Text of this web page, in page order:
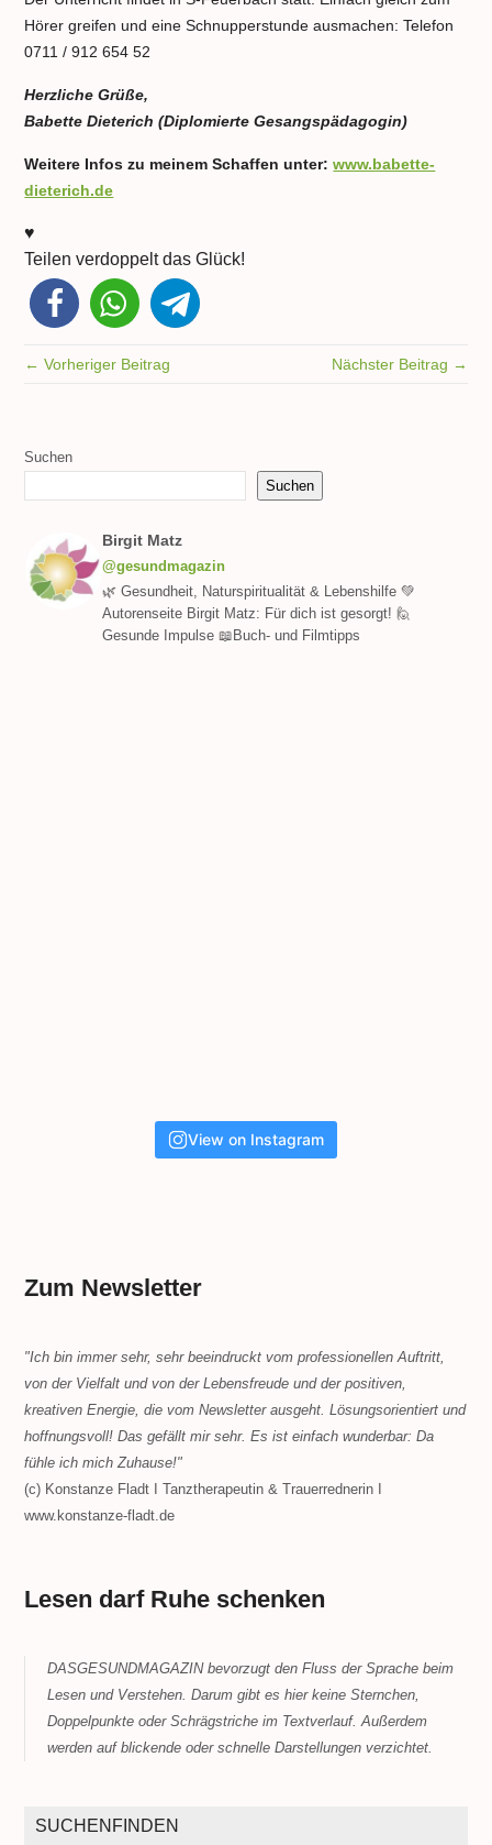
Hörer greifen und eine Schnupperstunde ausmachen: Telefon
0711 / 912 654 52
Herzliche Grüße,
Babette Dieterich (Diplomierte Gesangspädagogin)
Weitere Infos zu meinem Schaffen unter:www.babette-
dieterich.de
♥
Teilen verdoppelt das Glück!
← Vorheriger Beitrag Nächster Beitrag →
Suchen
Suchen
Birgit Matz
@gesundmagazin
🌿 Gesundheit, Naturspiritualität & Lebenshilfe 💚
Autorenseite Birgit Matz: Für dich ist gesorgt! 🙋
Gesunde Impulse 📖Buch- und Filmtipps
View on Instagram
Zum Newsletter
"Ich bin immer sehr, sehr beeindruckt vom professionellen Auftritt,
von der Vielfalt und von der Lebensfreude und der positiven,
kreativen Energie, die vom Newsletter ausgeht. Lösungsorientiert und
hoffnungsvoll! Das gefällt mir sehr. Es ist einfach wunderbar: Da
fühle ich mich Zuhause!"
(c) Konstanze Fladt I Tanztherapeutin & Trauerrednerin I
www.konstanze-fladt.de
Lesen darf Ruhe schenken
DASGESUNDMAGAZIN bevorzugt den Fluss der Sprache beim
Lesen und Verstehen. Darum gibt es hier keine Sternchen,
Doppelpunkte oder Schrägstriche im Textverlauf. Außerdem
werden auf blickende oder schnelle Darstellungen verzichtet.
SUCHENFINDEN